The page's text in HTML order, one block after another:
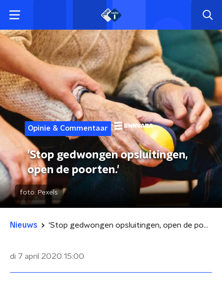
Opinie & Commentaar
'Stop gedwongen opsluitingen,
open de poorten.'
foto: Pexels
Nieuws 'Stop gedwongen opsluitingen, open de poorten.'
di 7 april 2020 15:00